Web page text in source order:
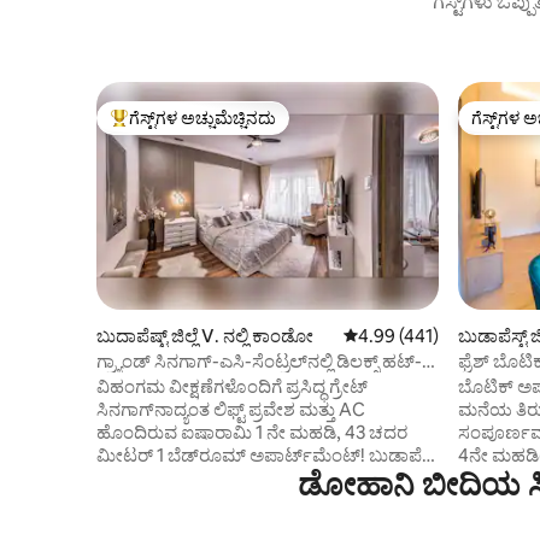
ಗೆಸ್ಟ್‌ಗಳಿಗೆ ಅತಿ ಹೆಚ್ಚು ಅಚ್ಚುಮೆಚ್ಚಿನದು
ಗೆಸ್ಟ್‌ಗಳ ಅಚ್ಚುಮೆಚ್ಚಿನದು
ಬುದಾಪೆಷ್ಟ್ ಜಿಲ್ಲೆ Ⅴ. ನಲ್ಲಿ ಕಾಂಡೋ 5 ರಲ್ಲಿ 4.99 ಸರಾಸರಿ
4.99 (441)
ಗ್ರ್ಯಾಂಡ್ ಸಿನಗಾಗ್-ಎಸಿ-ಸೆಂಟ್ರಲ್‌ನಲ್ಲಿ ಡಿಲಕ್ಸ್ ಹಟ್-
ಲಕ್ಸುರಿ
ವಿಹಂಗಮ ವೀಕ್ಷಣೆಗಳೊಂದಿಗೆ ಪ್ರಸಿದ್ಧ ಗ್ರೇಟ್
ಸಿನಗಾಗ್‌ನಾದ್ಯಂತ ಲಿಫ್ಟ್ ಪ್ರವೇಶ ಮತ್ತು AC
ಹೊಂದಿರುವ ಐಷಾರಾಮಿ 1 ನೇ ಮಹಡಿ, 43 ಚದರ
ಮೀಟರ್ 1 ಬೆಡ್‌ರೂಮ್ ಅಪಾರ್ಟ್‌ಮೆಂಟ್! ಬುಡಾಪೆಸ್ಟ್
ಐ, ಡ್ಯಾನ್ಯೂಬ್, ಡೀಕ್ ಸ್ಕ್ವೇರ್, ಬೆಸಿಲಿಕಾ 7 ನಿಮಿಷಗಳ
ಗೆಸ್ಟ್‌ಗಳ
ಗೆಸ್ಟ್‌ಗಳ
ಬುಡಾಪೆಸ್ಟ್
ಕಾಂಡೋ
ಫ್ರೆಶ್
ಬೊಟಿಕ್
ಮನೆಯ
4ನೇ
ಪ್ರಶಾಂತ
ಬಾಗಿಲಲ್ಲಿ
ಡೋಹಾನಿ ಬೀದಿಯ